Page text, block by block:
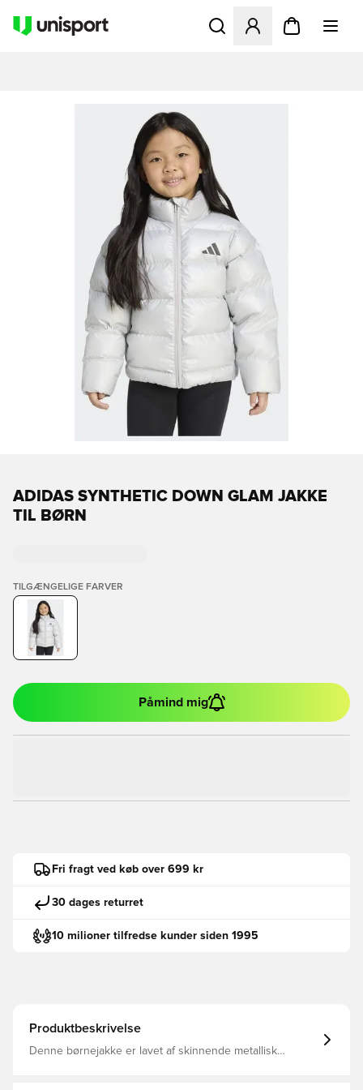
Åbner en Modal til at
ADIDAS SYNTHETIC DOWN GLAM JAKKE
TIL BØRN
TILGÆNGELIGE FARVER
Påmind mig
Fri fragt ved køb over 699 kr
30 dages returret
10 milioner tilfredse kunder siden 1995
Produktbeskrivelse
Denne børnejakke er lavet af skinnende metallisk